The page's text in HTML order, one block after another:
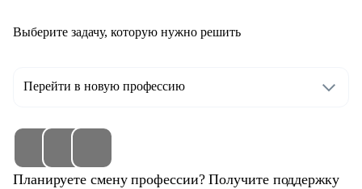
Выберите задачу, которую нужно решить
Перейти в новую профессию
Планируете смену профессии? Получите поддержку